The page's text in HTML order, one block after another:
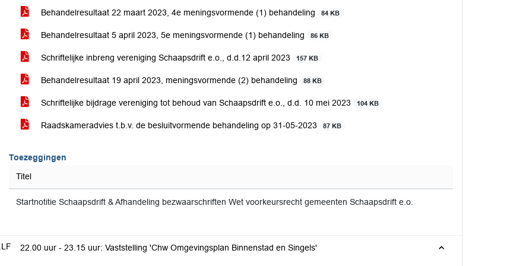
Behandelresultaat 22 maart 2023, 4e meningsvormende (1) behandeling 84 KB
Behandelresultaat 5 april 2023, 5e meningsvormende (1) behandeling 86 KB
Schriftelijke inbreng vereniging Schaapsdrift e.o., d.d.12 april 2023 157 KB
Behandelresultaat 19 april 2023, meningsvormende (2) behandeling 88 KB
Schriftelijke bijdrage vereniging tot behoud van Schaapsdrift e.o., d.d. 10 mei 2023 104 KB
Raadskameradvies t.b.v. de besluitvormende behandeling op 31-05-2023 87 KB
Toezeggingen
Titel
Startnotitie Schaapsdrift & Afhandeling bezwaarschriften Wet voorkeursrecht gemeenten Schaapsdrift e.o.
22.00 uur - 23.15 uur: Vaststelling 'Chw Omgevingsplan Binnenstad en Singels'